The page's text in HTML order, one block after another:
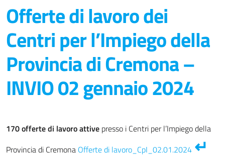
Offerte di lavoro dei
Centri per l’Impiego della
Provincia di Cremona –
INVIO 02 gennaio 2024
170 offerte di lavoro attive presso i Centri per l’Impiego della
Provincia di Cremona Offerte di lavoro_CpI_02.01.2024